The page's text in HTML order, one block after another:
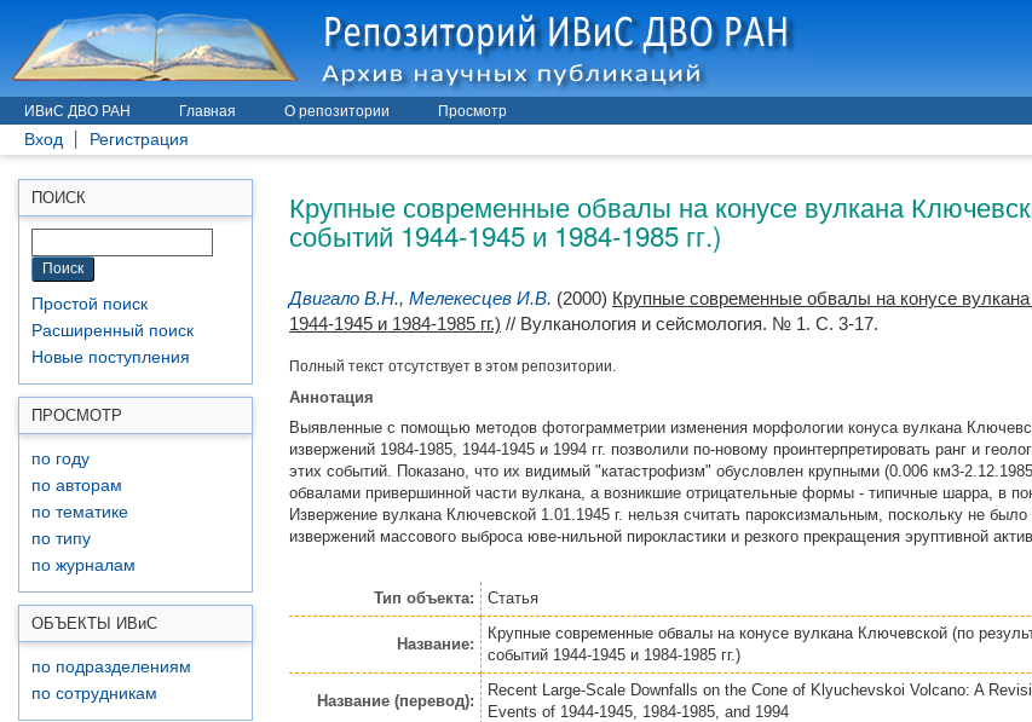
ИВиС ДВО РАН Главная О репозитории Просмотр
Вход Регистрация
ПОИСК
Простой поиск
Расширенный поиск
Новые поступления
ПРОСМОТР
по году
по авторам
по тематике
по типу
по журналам
ОБЪЕКТЫ ИВиС
по подразделениям
по сотрудникам
Крупные современные обвалы на конусе вулкана
событий 1944-1945 и 1984-1985 гг.)
Двигало В.Н., Мелекесцев И.В. (2000) Крупные современные обвалы на конусе
1944-1945 и 1984-1985 гг.) // Вулканология и сейсмология. № 1. С. 3-17.
Полный текст отсутствует в этом репозитории.
Аннотация
Выявленные с помощью методов фотограмметрии изменения морфологии конуса вулкана
извержений 1984-1985, 1944-1945 и 1994 гг. позволили по-новому проинтерпретировать ранг и
этих событий. Показано, что их видимый "катастрофизм" обусловлен крупными (0.006 км3-
обвалами привершинной части вулкана, а возникшие отрицательные формы - типичные шарра, в
Извержение вулкана Ключевской 1.01.1945 г. нельзя считать пароксизмальным, поскольку не было
извержений массового выброса юве-нильной пирокластики и резкого прекращения эруптивной
Тип объекта: Статья
Название:
Крупные современные обвалы на конусе вулкана Ключевской (по
событий 1944-1945 и 1984-1985 гг.)
Название (перевод):
Recent Large-Scale Downfalls on the Cone of Klyuchevskoi Volcano: A
Events of 1944-1945, 1984-1985, and 1994